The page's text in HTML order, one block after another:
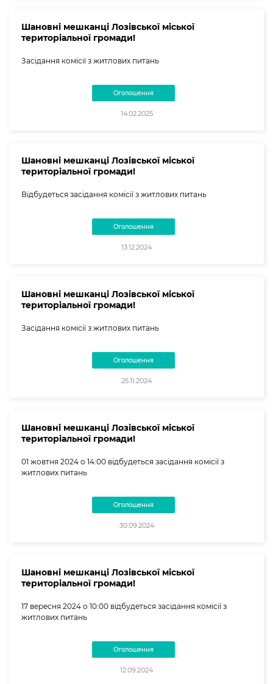
Шановні мешканці Лозівської міської
територіальної громади!
Засідання комісії з житлових питань
Оголошення
14.02.2025
Шановні мешканці Лозівської міської
територіальної громади!
Відбудеться засідання комісії з житлових питань
Оголошення
13.12.2024
Шановні мешканці Лозівської міської
територіальної громади!
Засідання комісії з житлових питань
Оголошення
25.11.2024
Шановні мешканці Лозівської міської
територіальної громади!
01 жовтня 2024 о 14:00 відбудеться засідання комісії з
житлових питань
Оголошення
30.09.2024
Шановні мешканці Лозівської міської
територіальної громади!
17 вересня 2024 о 10:00 відбудеться засідання комісії з
житлових питань
Оголошення
12.09.2024